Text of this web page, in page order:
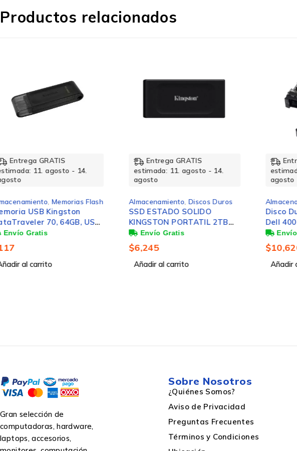
Profundidad
Ancho
Color del producto Negro/Gris
Desempeño
Máxima velocidad de actualización
Productos relacionados
Entrega GRATIS
estimada: 11. agosto - 14.
agosto
Almacenamiento,Discos Duros
SSD ESTADO SOLIDO
KINGSTON PORTATIL 2TB
XS1000 USB 3.2 GEN 2
$6,245
Añadir al carrito
Entrega GRATIS
estimada: 11. agosto - 14.
agosto
Almacenamiento,Discos Duros
Disco Duro para Servidor
Dell 400-BLLF 4TB SATA III
3.5'' 6Gbit/s ― Fabricado por
Socios de Dell
$10,620
Añadir al carrito
$
Gran selección de
computadoras, hardware,
laptops, accesorios,
Sobre Nosotros
¿Quiénes Somos?
Aviso de Privacidad
Preguntas Frecuentes
Términos y Condiciones